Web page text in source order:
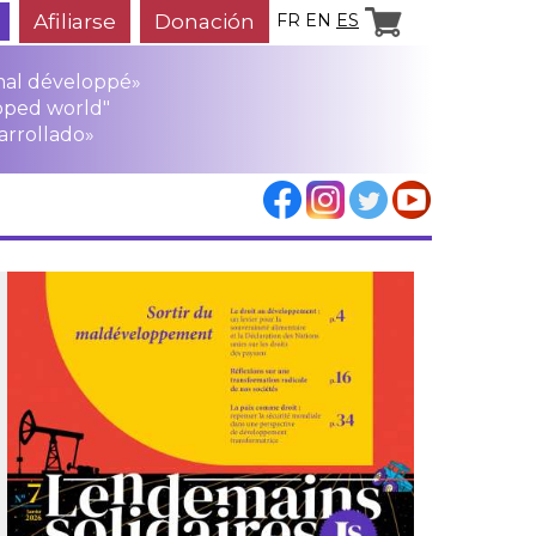
Afiliarse Donación FR EN ES
développé»
world"